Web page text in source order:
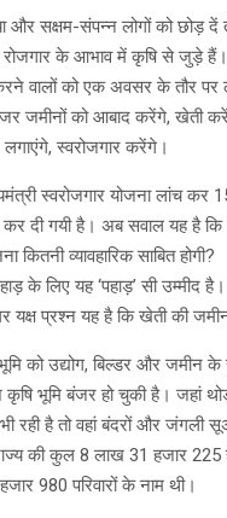
और सक्षम-संपन्न लोगों को छोड़ दें
रोजगार के आभाव में कृषि से जुड़े
वालों को एक अवसर के तौर पर
जमीनों को आबाद करेंगे, खेती
लगाएंगे, स्वरोजगार करेंगे।
स्वरोजगार योजना लांच कर
दी गयी है। अब सवाल यह है कि
कितनी व्यावहारिक साबित होगी?
के लिए यह ‘पहाड़’ सी उम्मीद
यक्ष प्रश्न यह है कि खेती की
भूमि को उद्योग, बिल्डर और जमीन
कृषि भूमि बंजर हो चुकी है। जहां
रही है तो वहां बंदरों और जंगली
की कुल 8 लाख 31 हजार 225
980 परिवारों के नाम थी।